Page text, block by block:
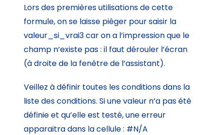
Lors des premières utilisations de cette
formule, on se laisse piéger pour saisir la
valeur_si_vrai3 car on a l’impression que le
champ n’existe pas : il faut dérouler l’écran
(à droite de la fenêtre de l’assistant).
Veillez à définir toutes les conditions dans la
liste des conditions. Si une valeur n’a pas été
définie et qu’elle est testé, une erreur
apparaitra dans la cellule : #N/A